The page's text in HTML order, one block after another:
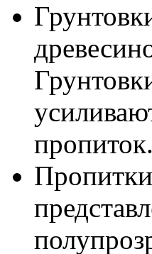
пропиток.